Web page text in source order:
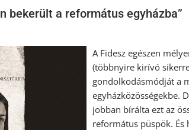
bekerült a református egyházba”
A Fidesz egészen
(többnyire kirívó
gondolkodásmódját a
egyházközösségekbe.
jobban bírálta ezt az
református püspök. És